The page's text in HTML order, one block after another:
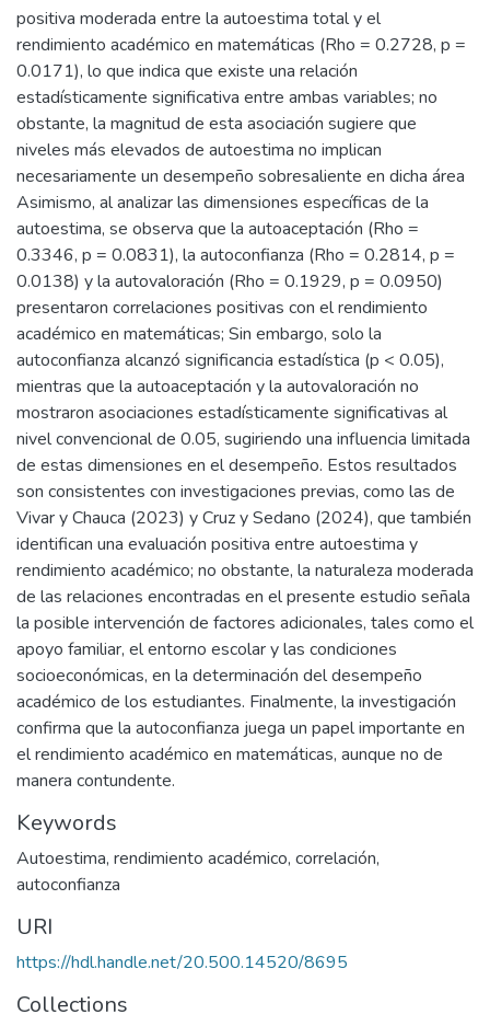
positiva moderada entre la autoestima total y el
rendimiento académico en matemáticas (Rho = 0.2728, p =
0.0171), lo que indica que existe una relación
estadísticamente significativa entre ambas variables; no
obstante, la magnitud de esta asociación sugiere que
niveles más elevados de autoestima no implican
necesariamente un desempeño sobresaliente en dicha área
Asimismo, al analizar las dimensiones específicas de la
autoestima, se observa que la autoaceptación (Rho =
0.3346, p = 0.0831), la autoconfianza (Rho = 0.2814, p =
0.0138) y la autovaloración (Rho = 0.1929, p = 0.0950)
presentaron correlaciones positivas con el rendimiento
académico en matemáticas; Sin embargo, solo la
autoconfianza alcanzó significancia estadística (p < 0.05),
mientras que la autoaceptación y la autovaloración no
mostraron asociaciones estadísticamente significativas al
nivel convencional de 0.05, sugiriendo una influencia limitada
de estas dimensiones en el desempeño. Estos resultados
son consistentes con investigaciones previas, como las de
Vivar y Chauca (2023) y Cruz y Sedano (2024), que también
identifican una evaluación positiva entre autoestima y
rendimiento académico; no obstante, la naturaleza moderada
de las relaciones encontradas en el presente estudio señala
la posible intervención de factores adicionales, tales como el
apoyo familiar, el entorno escolar y las condiciones
socioeconómicas, en la determinación del desempeño
académico de los estudiantes. Finalmente, la investigación
confirma que la autoconfianza juega un papel importante en
el rendimiento académico en matemáticas, aunque no de
manera contundente.
Keywords
Autoestima, rendimiento académico, correlación,
autoconfianza
URI
https://hdl.handle.net/20.500.14520/8695
Collections